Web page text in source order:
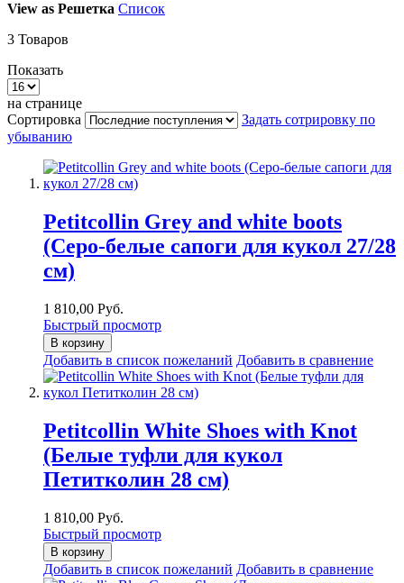
View as Решетка Список
3 Товаров
Показать
на странице
Сортировка
Задать сотрировку по
убыванию
Petitcollin Grey and white boots
(Серо-белые сапоги для кукол 27/28
см)
1 810,00 Руб.
Быстрый просмотр
В корзину
Добавить в список пожеланий Добавить в сравнение
Petitcollin White Shoes with Knot
(Белые туфли для кукол
Петитколин 28 см)
1 810,00 Руб.
Быстрый просмотр
В корзину
Добавить в список пожеланий Добавить в сравнение